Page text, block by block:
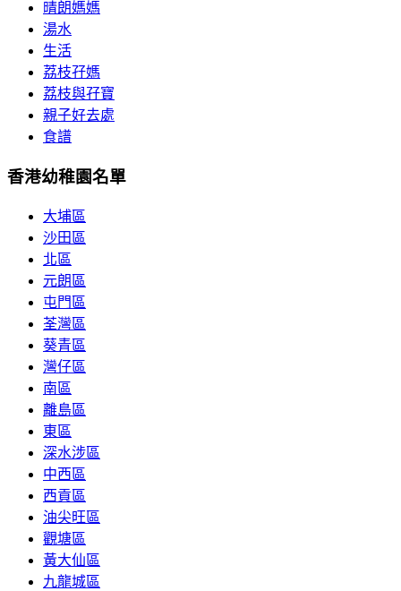
晴朗媽媽
湯水
生活
荔枝孖媽
荔枝與孖寶
親子好去處
食譜
香港幼稚園名單
大埔區
沙田區
北區
元朗區
屯門區
荃灣區
葵青區
灣仔區
南區
離島區
東區
深水涉區
中西區
西貢區
油尖旺區
觀塘區
黃大仙區
九龍城區